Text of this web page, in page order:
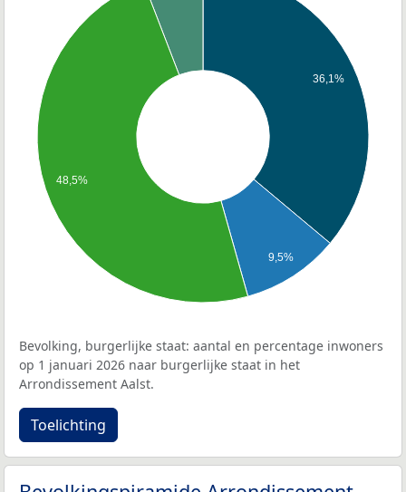
36,1%
9,5%
48,5%
Bevolking, burgerlijke staat: aantal en percentage inwoners
op 1 januari 2026 naar burgerlijke staat in het
Arrondissement Aalst.
Toelichting